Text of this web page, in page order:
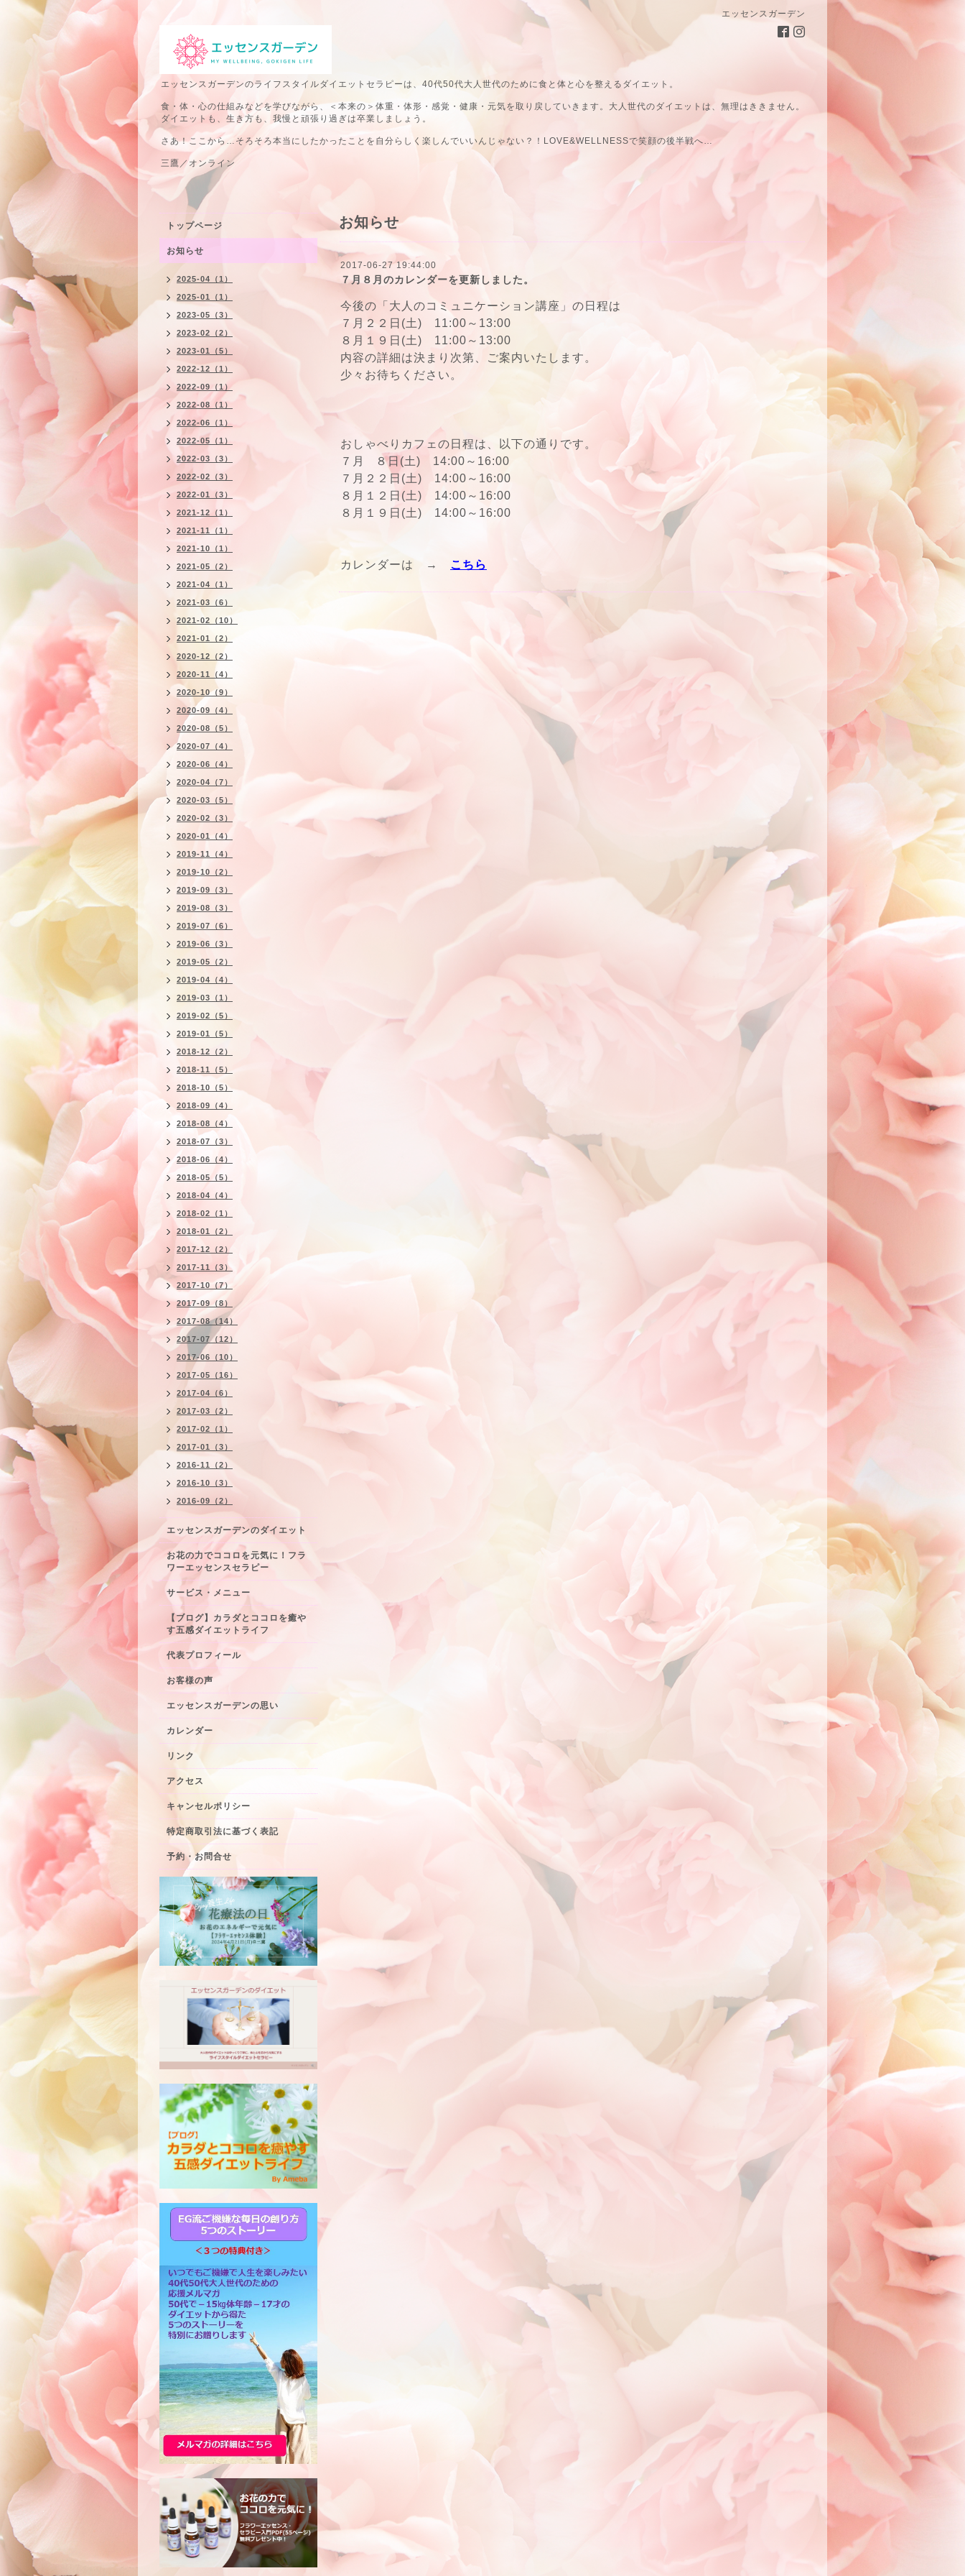
エッセンスガーデン
エッセンスガーデンのライフスタイルダイエットセラピーは、40代50代大人世代のために食と体と心を整えるダイエット。
食・体・心の仕組みなどを学びながら、＜本来の＞体重・体形・感覚・健康・元気を取り戻していきます。大人世代のダイエットは、無理はききません。
ダイエットも、生き方も、我慢と頑張り過ぎは卒業しましょう。
さあ！ここから…そろそろ本当にしたかったことを自分らしく楽しんでいいんじゃない？！LOVE&WELLNESSで笑顔の後半戦へ…
三鷹／オンライン
お知らせ
2017-06-27 19:44:00
７月８月のカレンダーを更新しました。
今後の「大人のコミュニケーション講座」の日程は
７月２２日(土) 11:00～13:00
８月１９日(土) 11:00～13:00
内容の詳細は決まり次第、ご案内いたします。
少々お待ちください。
おしゃべりカフェの日程は、以下の通りです。
７月 ８日(土) 14:00～16:00
７月２２日(土) 14:00～16:00
８月１２日(土) 14:00～16:00
８月１９日(土) 14:00～16:00
カレンダーは → こちら
トップページ
お知らせ
2025-04（1）
2025-01（1）
2023-05（3）
2023-02（2）
2023-01（5）
2022-12（1）
2022-09（1）
2022-08（1）
2022-06（1）
2022-05（1）
2022-03（3）
2022-02（3）
2022-01（3）
2021-12（1）
2021-11（1）
2021-10（1）
2021-05（2）
2021-04（1）
2021-03（6）
2021-02（10）
2021-01（2）
2020-12（2）
2020-11（4）
2020-10（9）
2020-09（4）
2020-08（5）
2020-07（4）
2020-06（4）
2020-04（7）
2020-03（5）
2020-02（3）
2020-01（4）
2019-11（4）
2019-10（2）
2019-09（3）
2019-08（3）
2019-07（6）
2019-06（3）
2019-05（2）
2019-04（4）
2019-03（1）
2019-02（5）
2019-01（5）
2018-12（2）
2018-11（5）
2018-10（5）
2018-09（4）
2018-08（4）
2018-07（3）
2018-06（4）
2018-05（5）
2018-04（4）
2018-02（1）
2018-01（2）
2017-12（2）
2017-11（3）
2017-10（7）
2017-09（8）
2017-08（14）
2017-07（12）
2017-06（10）
2017-05（16）
2017-04（6）
2017-03（2）
2017-02（1）
2017-01（3）
2016-11（2）
2016-10（3）
2016-09（2）
エッセンスガーデンのダイエット
お花の力でココロを元気に！フラ
ワーエッセンスセラピー
サービス・メニュー
【ブログ】カラダとココロを癒や
す五感ダイエットライフ
代表プロフィール
お客様の声
エッセンスガーデンの思い
カレンダー
リンク
アクセス
キャンセルポリシー
特定商取引法に基づく表記
予約・お問合せ